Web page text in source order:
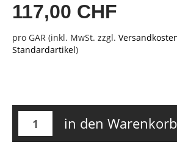
117,00 CHF
pro GAR (inkl. MwSt. zzgl.
Standardartikel)
in den Warenkorb